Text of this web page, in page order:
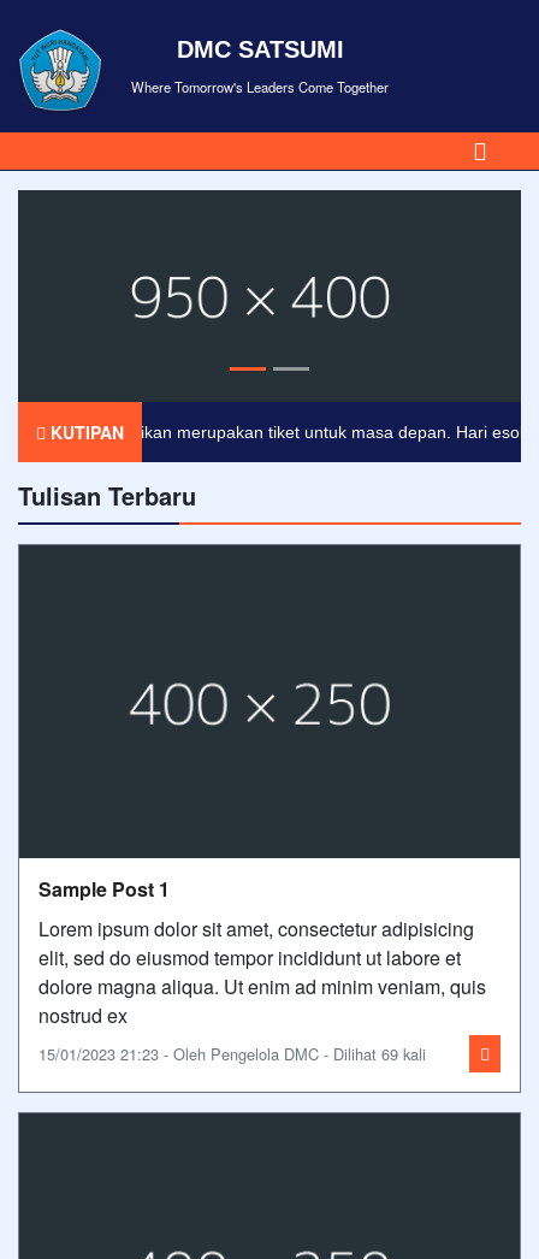
DMC SATSUMI
Where Tomorrow's Leaders Come Together
KUTIPAN
Pendidikan merupakan tiket untuk masa depan. Hari esok
Tulisan Terbaru
Sample Post 1
Lorem ipsum dolor sit amet, consectetur adipisicing
elit, sed do eiusmod tempor incididunt ut labore et
dolore magna aliqua. Ut enim ad minim veniam, quis
nostrud ex
15/01/2023 21:23 - Oleh Pengelola DMC - Dilihat 69 kali